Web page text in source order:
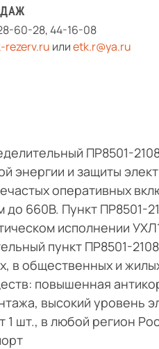
60-28,44-16-08
rezerv.ru илиetk.r@ya.ru
ПР8501-
энергии и защиты
оперативных
660В. Пункт ПР8501-
исполнении
пункт ПР8501-
в общественных и
повышенная
высокий уровень
1 шт., в любой регион